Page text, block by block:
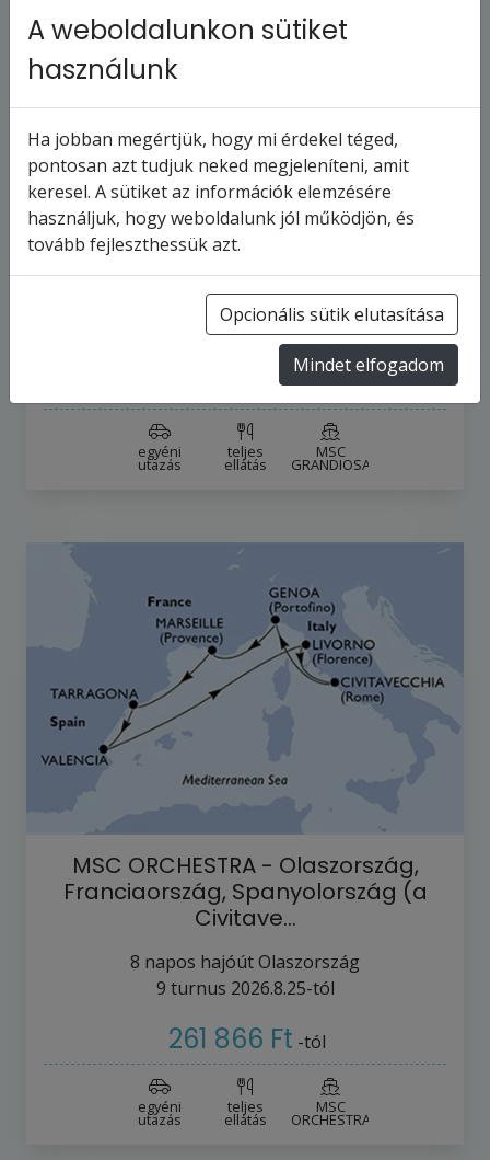
MSC GRANDIOSA - Spanyolország,
Franciaország, Olaszország (a
napos hajóútSpanyolország
turnus2026.8.15-tól
305 331 Ft-tól
egyéni
utazás
teljes
ellátás
MSC
GRANDIOSA
MSC ORCHESTRA - Olaszország,
Franciaország, Spanyolország (a
Civitave…
8 napos hajóútOlaszország
9 turnus 2026.8.25-tól
261 866 Ft -tól
egyéni
utazás
teljes
ellátás
MSC
ORCHESTRA
A weboldalunkon sütiket
használunk
Ha jobban megértjük, hogy mi érdekel téged,
pontosan azt tudjuk neked megjeleníteni, amit
keresel. A sütiket az információk elemzésére
használjuk, hogy weboldalunk jól működjön, és
tovább fejleszthessük azt.
Opcionális sütik elutasítása
Mindet elfogadom